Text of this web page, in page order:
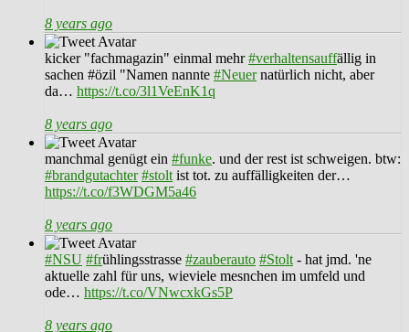
8 years ago
kicker "fachmagazin" einmal mehr#verhaltensauffällig in
sachen #özil "Namen nannte #Neuernatürlich nicht, aber
da… https://t.co/3l1VeEnK1q
8 years ago
manchmal genügt ein #funke. und der rest ist schweigen. btw:
#brandgutachter #stolt ist tot. zu auffälligkeiten der…
https://t.co/f3WDGM5a46
8 years ago
#NSU #frühlingsstrasse #zauberauto #Stolt - hat jmd. 'ne
aktuelle zahl für uns, wieviele mesnchen im umfeld und
ode… https://t.co/VNwcxkGs5P
8 years ago